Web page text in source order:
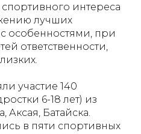
интереса
лучших
с особенностями, при
ответственности,
участие 140
6-18 лет) из
Аксая, Батайска.
в пяти спортивных